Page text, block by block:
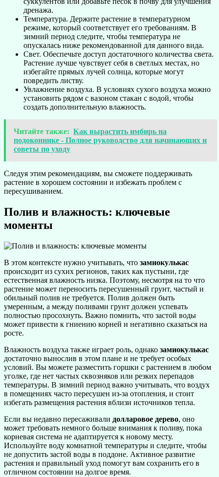
дренажа.
Температура. Держите растение в температурном
режиме, который соответствует его требованиям. В
зимний период следите, чтобы температура не
опускалась ниже рекомендованной для данного вида.
Свет. Обеспечьте доступ достаточного количества света.
Растение лучше чувствует себя в светлых местах, но
избегайте прямых лучей солнца, которые могут
повредить листву.
Увлажнение воздуха. В условиях сухого воздуха можно
установить рядом с вазоном стакан с водой, чтобы
создать дополнительную влажность.
Читайте также: Как вырастить имбирь на
подоконнике - Полное руководство для начинающих и
советы по уходу
Следуя этим рекомендациям, вы сможете поддерживать
растение в хорошем состоянии и избежать проблем с
пересушиванием.
Полив и влажность: ключевые
моменты
В этом контексте нужно учитывать, что замиокулькас
происходит из сухих регионов, таких как пустыни, где
естественная влажность низка. Поэтому, несмотря на то что
растение может переносить пересушенный грунт, частый и
обильный полив не требуется. Полив должен быть
умеренным, а между поливами грунт должен успевать
полностью просохнуть. Важно помнить, что застой воды
может привести к гниению корней и негативно сказаться на
росте.
Влажность воздуха также играет роль, однако замиокулькас
достаточно вынослив в этом плане и не требует особых
условий. Вы можете разместить горшки с растением в любом
уголке, где нет частых сквозняков или резких перепадов
температуры. В зимний период важно учитывать, что воздух
в помещениях часто пересушен из-за отопления, и стоит
избегать размещения растения вблизи источников тепла.
Если вы недавно пересаживали долларовое дерево, оно
может требовать немного больше внимания к поливу, пока
корневая система не адаптируется к новому месту.
Используйте воду комнатной температуры и следите, чтобы
не допустить застой воды в поддоне. Активное развитие
растения и правильный уход помогут вам сохранить его в
отличном состоянии на долгое время.